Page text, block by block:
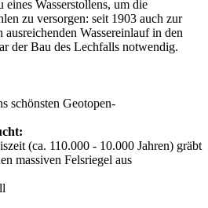
Wasserstollens, um die
zu versorgen: seit 1903 auch zur
Wassereinlauf in den
der Bau des Lechfalls notwendig.
schönsten Geotopen-
(ca. 110.000 - 10.000 Jahren) gräbt
massiven Felsriegel aus